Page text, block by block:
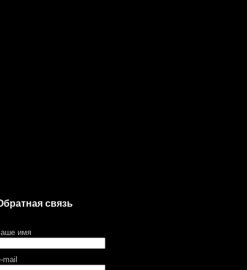
связь
имя
mail